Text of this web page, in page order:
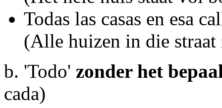
Todas las casas en esa
(Alle huizen in die
b. 'Todo' zonder het
cada)